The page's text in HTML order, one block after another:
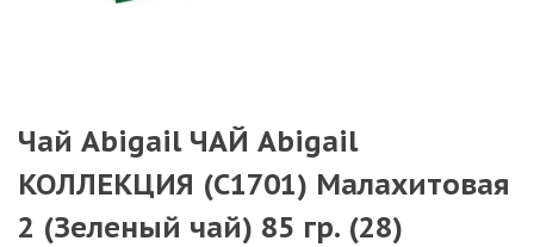
Чай Abigail ЧАЙ Abigail
КОЛЛЕКЦИЯ (С1701) Малахитовая
2 (Зеленый чай) 85 гр. (28)